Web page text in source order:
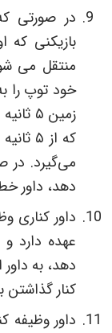
در صورتی
بازیکنی که
منتقل می
خود توپ را
زمین
که از
می‌گیرد. در
دهد، داور
داور کناری
عهده دارد
کنار گذاشتن
داور وظیفه